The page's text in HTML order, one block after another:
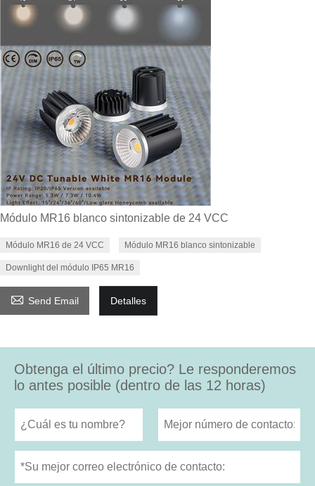
Módulo MR16 blanco sintonizable de 24 VCC
Módulo MR16 de 24 VCC Módulo MR16 blanco sintonizable
Downlight del módulo IP65 MR16
 Send Email Detalles
Obtenga el último precio? Le responderemos
lo antes posible (dentro de las 12 horas)